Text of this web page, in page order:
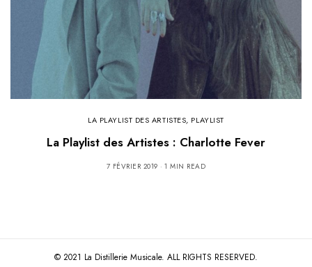
LA PLAYLIST DES ARTISTES, PLAYLIST
La Playlist des Artistes : Charlotte Fever
7 FÉVRIER 2019 1 MIN READ
© 2021 La Distillerie Musicale. ALL RIGHTS RESERVED.